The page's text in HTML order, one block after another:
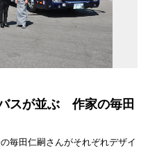
スが並ぶ 作家の毎田
毎田仁嗣さんがそれぞれデザイ